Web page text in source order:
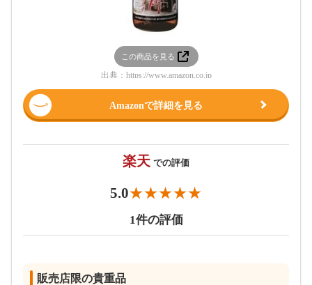
この商品を見る
出典： https://www.amazon.co.jp
Amazonで詳細を見る
楽天 での評価
5.0
1件の評価
販売店限の貴重品